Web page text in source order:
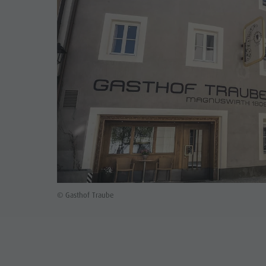
© Gasthof Traube